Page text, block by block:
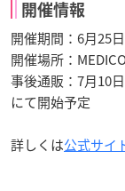
開催情報
開催期間：6月25
開催場所：
事後通販：7月10
にて開始予定
詳しくは公式サイ